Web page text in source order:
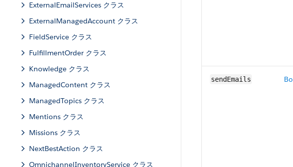
ExternalEmailServices クラス
ExternalManagedAccount クラス
FieldService クラス
FulfillmentOrder クラス
Knowledge クラス
ManagedContent クラス
ManagedTopics クラス
Mentions クラス
Missions クラス
NextBestAction クラス
OmnichannelInventoryService クラス
sendEmails